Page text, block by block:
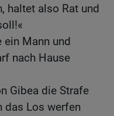
haltet also Rat und
ein Mann und
nach Hause
Gibea die Strafe
das Los werfen